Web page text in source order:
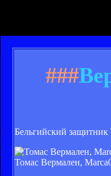
###
Бельгийский
Томас Вермален, Marca